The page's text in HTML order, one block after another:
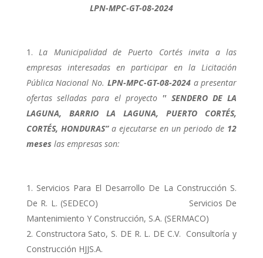
LPN-MPC-GT-08-2024
La Municipalidad de Puerto Cortés invita a las
empresas interesadas en participar en la Licitación
Pública Nacional No. LPN-MPC-GT-08-2024 a presentar
ofertas selladas para el proyecto ‟ SENDERO DE LA
LAGUNA, BARRIO LA LAGUNA, PUERTO CORTÉS,
CORTÉS, HONDURAS” a ejecutarse en un periodo de 12
meses las empresas son:
Servicios Para El Desarrollo De La Construcción S.
De R. L. (SEDECO) Servicios De
Mantenimiento Y Construcción, S.A. (SERMACO)
Constructora Sato, S. DE R. L. DE C.V. Consultoría y
Construcción HJJS.A.